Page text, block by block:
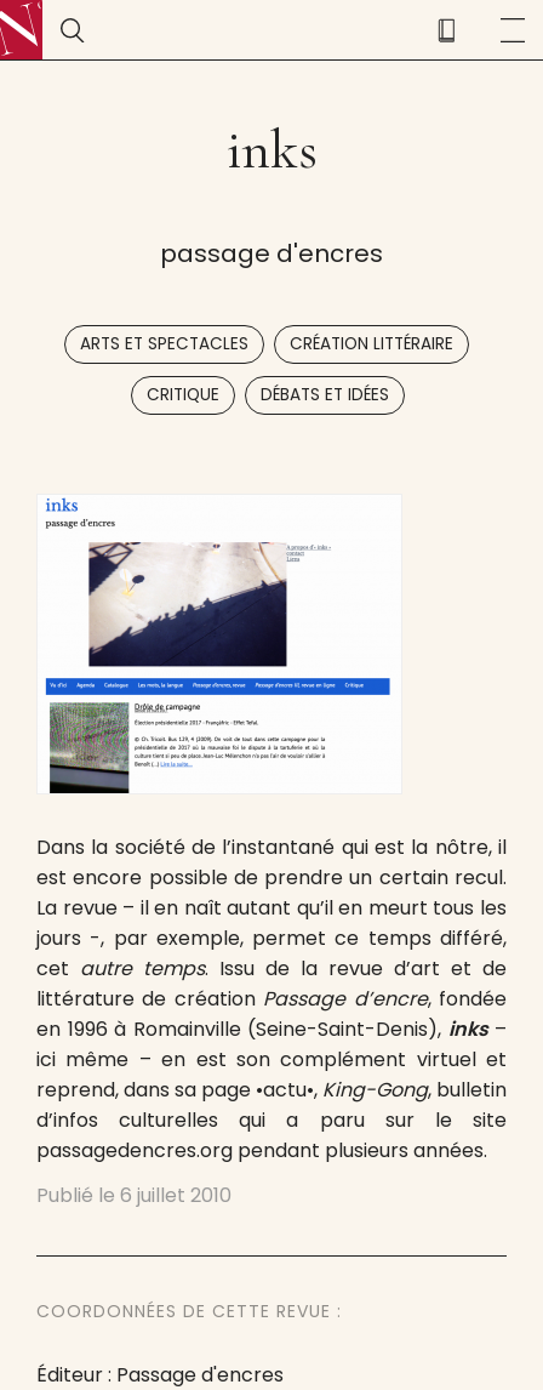
inks
passage d'encres
ARTS ET SPECTACLES CRÉATION LITTÉRAIRE
CRITIQUE , DÉBATS ET IDÉES
Dans la société de l’instantané qui est la nôtre, il
est encore possible de prendre un certain recul.
La revue – il en naît autant qu’il en meurt tous les
jours -, par exemple, permet ce temps différé,
cet autre temps. Issu de la revue d’art et de
littérature de création Passage d’encre, fondée
en 1996 à Romainville (Seine-Saint-Denis), inks–
ici même – en est son complément virtuel et
reprend, dans sa page •actu•, King-Gong, bulletin
d’infos culturelles qui a paru sur le site
passagedencres.org pendant plusieurs années.
Publié le 6 juillet 2010
COORDONNÉES DE CETTE REVUE :
Éditeur : Passage d'encres